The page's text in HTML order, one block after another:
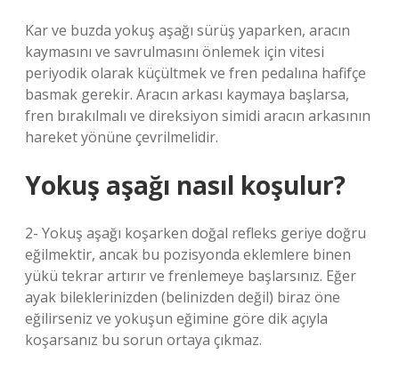
Kar ve buzda yokuş aşağı sürüş yaparken, aracın
kaymasını ve savrulmasını önlemek için vitesi
periyodik olarak küçültmek ve fren pedalına hafifçe
basmak gerekir. Aracın arkası kaymaya başlarsa,
fren bırakılmalı ve direksiyon simidi aracın arkasının
hareket yönüne çevrilmelidir.
Yokuş aşağı nasıl koşulur?
2- Yokuş aşağı koşarken doğal refleks geriye doğru
eğilmektir, ancak bu pozisyonda eklemlere binen
yükü tekrar artırır ve frenlemeye başlarsınız. Eğer
ayak bileklerinizden (belinizden değil) biraz öne
eğilirseniz ve yokuşun eğimine göre dik açıyla
koşarsanız bu sorun ortaya çıkmaz.